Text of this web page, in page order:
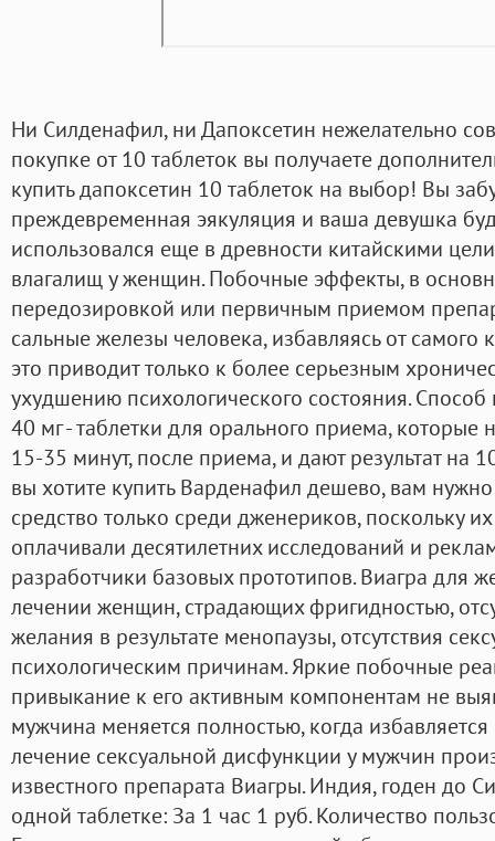
Ни Силденафил, ни Дапоксетин нежелательно
покупке от 10 таблеток вы получаете
купить дапоксетин 10 таблеток на выбор! Вы
преждевременная эякуляция и ваша девушка
использовался еще в древности китайскими
влагалищ у женщин. Побочные эффекты, в
передозировкой или первичным приемом
сальные железы человека, избавляясь от самого
это приводит только к более серьезным
ухудшению психологического состояния.
40 мг - таблетки для орального приема, которые
15-35 минут, после приема, и дают результат на
вы хотите купить Варденафил дешево, вам
средство только среди дженериков, поскольку
оплачивали десятилетних исследований и
разработчики базовых прототипов. Виагра для
лечении женщин, страдающих фригидностью,
желания в результате менопаузы, отсутствия
психологическим причинам. Яркие побочные
привыкание к его активным компонентам не
мужчина меняется полностью, когда
лечение сексуальной дисфункции у мужчин
известного препарата Виагры. Индия, годен до
одной таблетке: За 1 час 1 руб. Количество